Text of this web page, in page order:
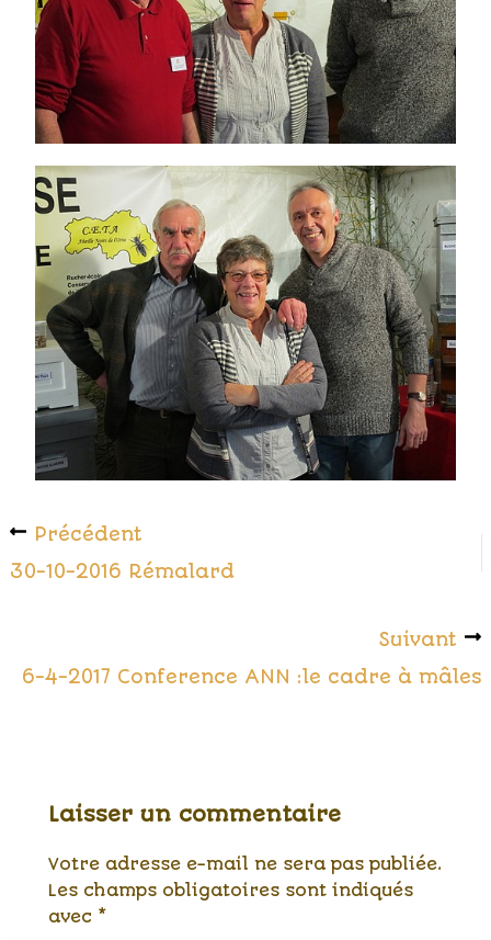
Précédent
30-10-2016 Rémalard
Suivant
6-4-2017 Conference ANN :le cadre à mâles
Laisser un commentaire
Votre adresse e-mail ne sera pas publiée.
Les champs obligatoires sont indiqués
avec *